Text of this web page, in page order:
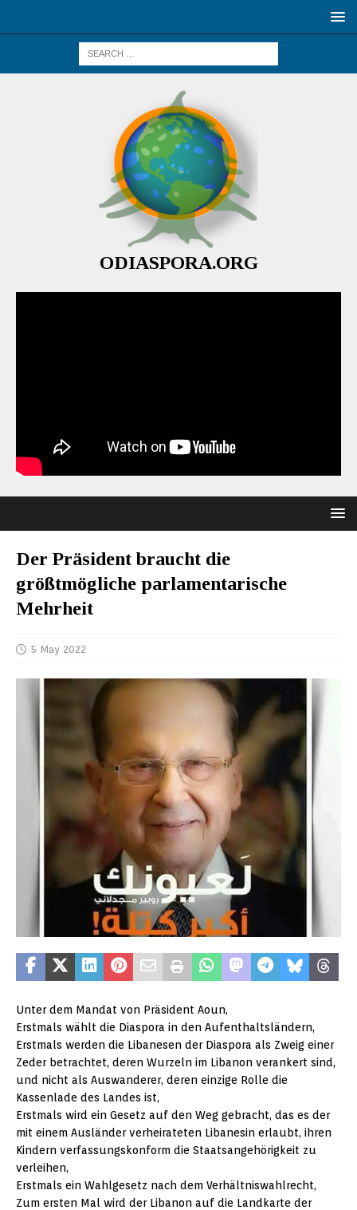
ODIASPORA.ORG
Der Präsident braucht die
größtmögliche parlamentarische
Mehrheit
5 May 2022
Unter dem Mandat von Präsident Aoun,
Erstmals wählt die Diaspora in den Aufenthaltsländern,
Erstmals werden die Libanesen der Diaspora als Zweig einer
Zeder betrachtet, deren Wurzeln im Libanon verankert sind,
und nicht als Auswanderer, deren einzige Rolle die
Kassenlade des Landes ist,
Erstmals wird ein Gesetz auf den Weg gebracht, das es der
mit einem Ausländer verheirateten Libanesin erlaubt, ihren
Kindern verfassungskonform die Staatsangehörigkeit zu
verleihen,
Erstmals ein Wahlgesetz nach dem Verhältniswahlrecht,
Zum ersten Mal wird der Libanon auf die Landkarte der